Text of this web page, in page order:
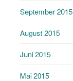
September 2015
August 2015
Juni 2015
Mai 2015